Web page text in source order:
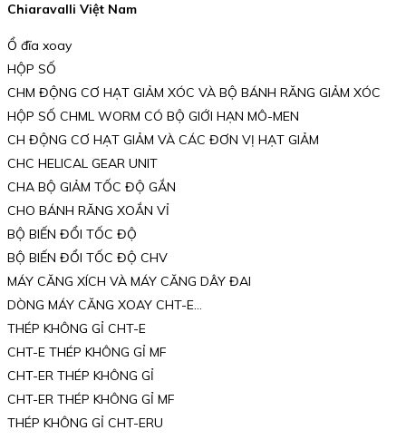
Chiaravalli Việt Nam
Ổ đĩa xoay
HỘP SỐ
CHM ĐỘNG CƠ HẠT GIẢM XÓC VÀ BỘ BÁNH RĂNG GIẢM XÓC
HỘP SỐ CHML WORM CÓ BỘ GIỚI HẠN MÔ-MEN
CH ĐỘNG CƠ HẠT GIẢM VÀ CÁC ĐƠN VỊ HẠT GIẢM
CHC HELICAL GEAR UNIT
CHA BỘ GIẢM TỐC ĐỘ GẮN
CHO BÁNH RĂNG XOẮN VỈ
BỘ BIẾN ĐỔI TỐC ĐỘ
BỘ BIẾN ĐỔI TỐC ĐỘ CHV
MÁY CĂNG XÍCH VÀ MÁY CĂNG DÂY ĐAI
DÒNG MÁY CĂNG XOAY CHT-E…
THÉP KHÔNG GỈ CHT-E
CHT-E THÉP KHÔNG GỈ MF
CHT-ER THÉP KHÔNG GỈ
CHT-ER THÉP KHÔNG GỈ MF
THÉP KHÔNG GỈ CHT-ERU